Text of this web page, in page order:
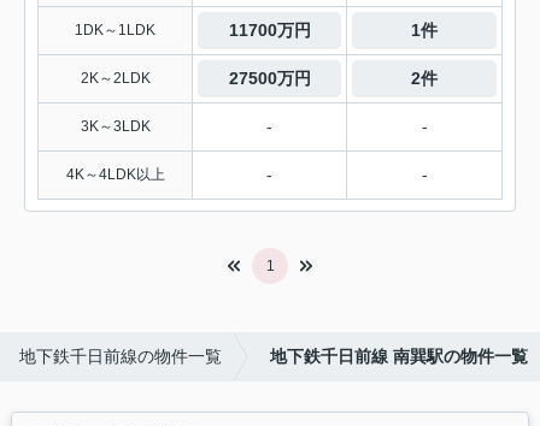
1DK～1LDK 11700万円 1件
2K～2LDK 27500万円 2件
3K～3LDK - -
4K～4LDK以上 - -
1
地下鉄千日前線の物件一覧 地下鉄千日前線 南巽駅の物件一覧